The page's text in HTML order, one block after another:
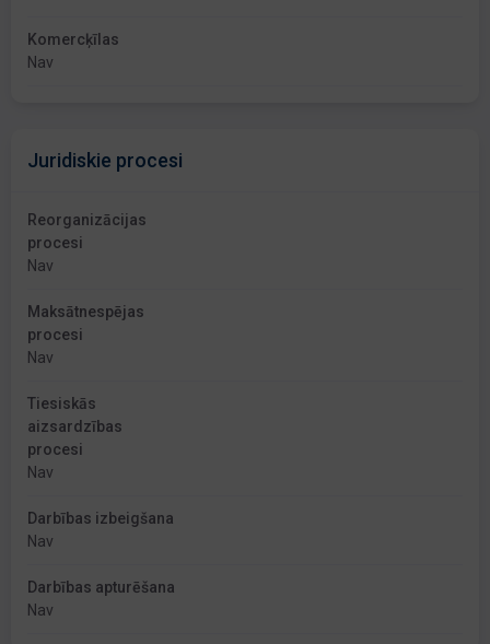
Komercķīlas
Nav
Juridiskie procesi
Reorganizācijas
procesi
Nav
Maksātnespējas
procesi
Nav
Tiesiskās
aizsardzības
procesi
Nav
Darbības izbeigšana
Nav
Darbības apturēšana
Nav